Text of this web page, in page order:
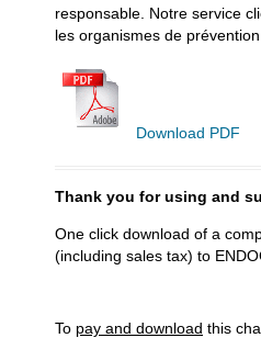
responsable. Notre service
les organismes de
Download PDF
Thank you for using and
One click download of a
(including sales tax) to
To pay and download this